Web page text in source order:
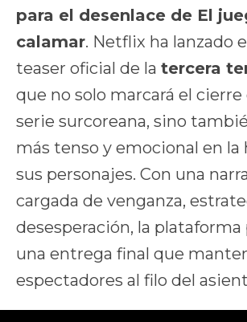
para el desenlace de El
calamar. Netflix ha lanzado
teaser oficial de la tercera
que no solo marcará el cierre
serie surcoreana, sino
más tenso y emocional en la
sus personajes. Con una
cargada de venganza,
desesperación, la
una entrega final que
espectadores al filo del